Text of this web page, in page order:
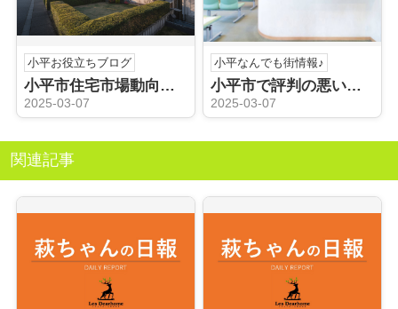
小平お役立ちブログ
小平市住宅市場動向を知っていますか？一戸建て売却のステップをご紹介
2025-03-07
小平なんでも街情報♪
小平市で評判の悪い病院を探している？クチコミの活用法を解説
2025-03-07
関連記事